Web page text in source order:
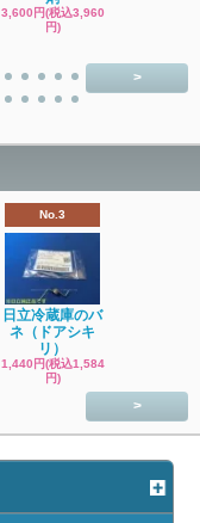
3,600円(税込3,960
円)
>
No.3
日立冷蔵庫のバ
ネ（ドアシキ
リ）
1,440円(税込1,584
円)
>